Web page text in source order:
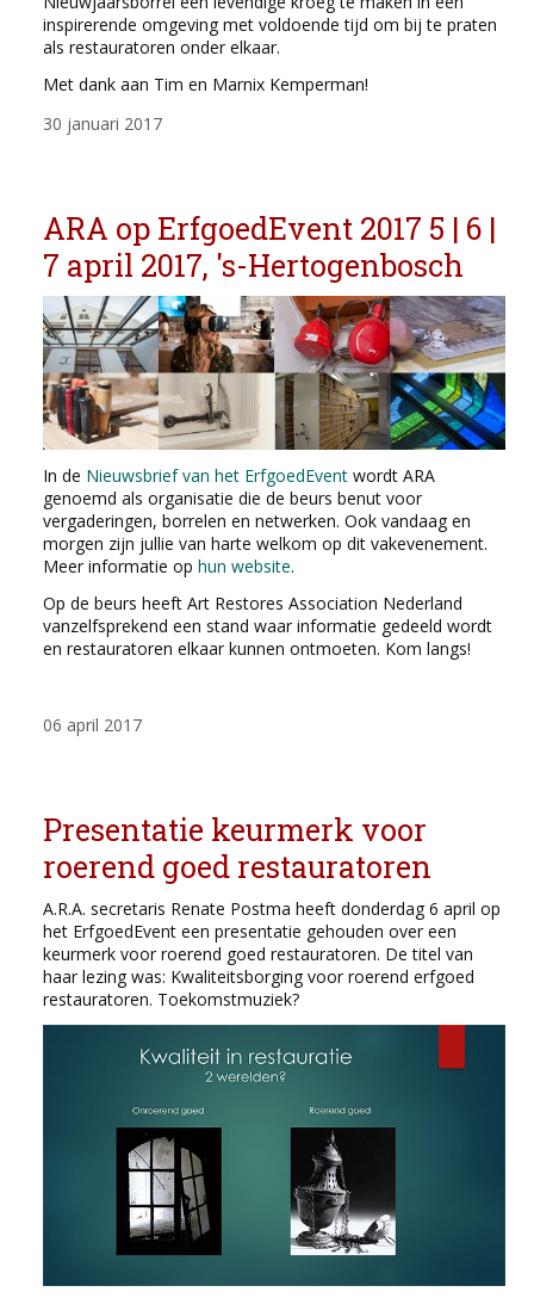
inspirerende omgeving met voldoende tijd om bij te praten
als restauratoren onder elkaar.
Met dank aan Tim en Marnix Kemperman!
30 januari 2017
ARA op ErfgoedEvent 2017 5 | 6 |
7 april 2017, 's-Hertogenbosch
In de Nieuwsbrief van het ErfgoedEvent wordt ARA
genoemd als organisatie die de beurs benut voor
vergaderingen, borrelen en netwerken. Ook vandaag en
morgen zijn jullie van harte welkom op dit vakevenement.
Meer informatie op hun website.
Op de beurs heeft Art Restores Association Nederland
vanzelfsprekend een stand waar informatie gedeeld wordt
en restauratoren elkaar kunnen ontmoeten. Kom langs!
06 april 2017
Presentatie keurmerk voor
roerend goed restauratoren
A.R.A. secretaris Renate Postma heeft donderdag 6 april op
het ErfgoedEvent een presentatie gehouden over een
keurmerk voor roerend goed restauratoren. De titel van
haar lezing was: Kwaliteitsborging voor roerend erfgoed
restauratoren. Toekomstmuziek?